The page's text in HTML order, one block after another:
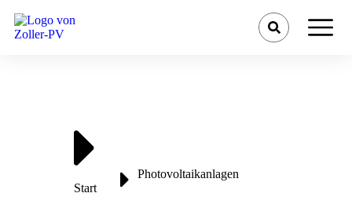
Start
Photovoltaikanlagen